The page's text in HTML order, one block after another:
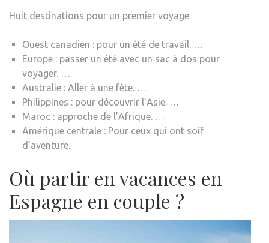
Huit destinations pour un premier voyage
Ouest canadien : pour un été de travail. …
Europe : passer un été avec un sac à dos pour
voyager. …
Australie : Aller à une fête. …
Philippines : pour découvrir l’Asie. …
Maroc : approche de l’Afrique. …
Amérique centrale : Pour ceux qui ont soif
d’aventure.
Où partir en vacances en
Espagne en couple ?